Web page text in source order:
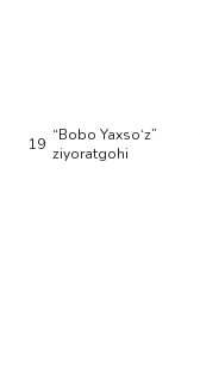
19 “Bobo Yaxso‘z”
ziyoratgohi